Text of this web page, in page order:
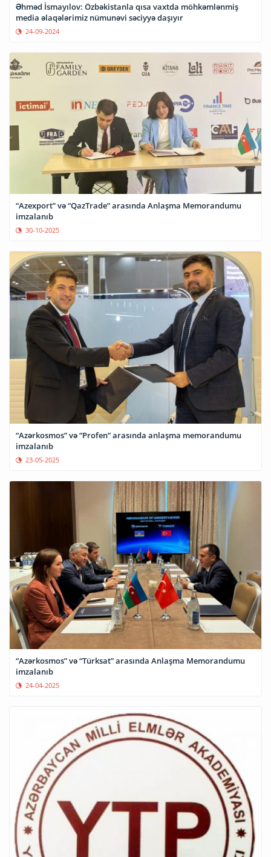
Əhməd İsmayılov: Özbəkistanla qısa vaxtda möhkəmlənmiş
media əlaqələrimiz nümunəvi səciyyə daşıyır
24-09-2024
“Azexport” və “QazTrade” arasında Anlaşma Memorandumu
imzalanıb
30-10-2025
“Azərkosmos” və “Profen” arasında anlaşma memorandumu
imzalanıb
23-05-2025
“Azərkosmos” və “Türksat” arasında Anlaşma Memorandumu
imzalanıb
24-04-2025